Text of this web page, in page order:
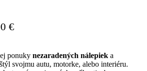
€
ponuky nezaradených nálepiek a
svojmu autu, motorke, alebo interiéru.